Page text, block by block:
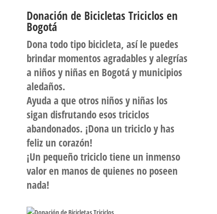
Donación de Bicicletas Triciclos en
Bogotá
Dona todo tipo bicicleta, así le puedes
brindar momentos agradables y alegrías
a niños y niñas en Bogotá y municipios
aledaños.
Ayuda a que otros niños y niñas los
sigan disfrutando esos triciclos
abandonados. ¡Dona un triciclo y has
feliz un corazón!
¡Un pequeño triciclo tiene un inmenso
valor en manos de quienes no poseen
nada!